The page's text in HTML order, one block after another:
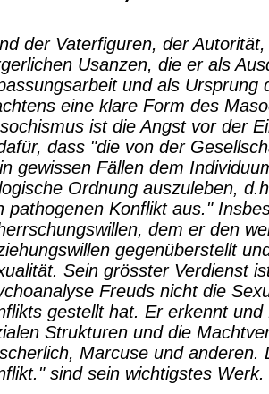
der Vaterfiguren, der
Usanzen, die er als
und als Ursprung
eine klare Form des
ist die Angst vor der
dass "die von der
gewissen Fällen dem
Ordnung auszuleben,
pathogenen Konflikt aus."
dem er den
gegenüberstellt
Sein grösster Verdienst
Freuds nicht die
gestellt hat. Er erkennt
Strukturen und die
Marcuse und anderen.
sind sein wichtigstes Werk.